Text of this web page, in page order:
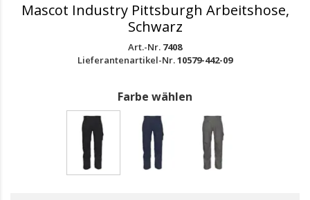
Mascot Industry Pittsburgh Arbeitshose,
Schwarz
Art.-Nr. 7408
Lieferantenartikel-Nr.10579-442-09
Farbe wählen